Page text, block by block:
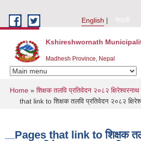
English
नेपाली
Kshireshwornath
Madhesh Province, Nepal
You are here
Home» शिक्षक तलवि प्रतिवेदन २०८२ क्षिरेश्वरनाथ
that link to शिक्षक तलवि प्रतिवेदन २०८२
Pages that link to शिक्षक